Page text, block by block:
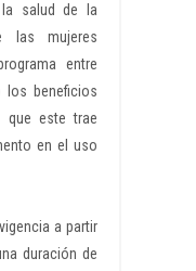
salud de la
las mujeres
entre
los beneficios
que este trae
en el uso
a partir
duración de